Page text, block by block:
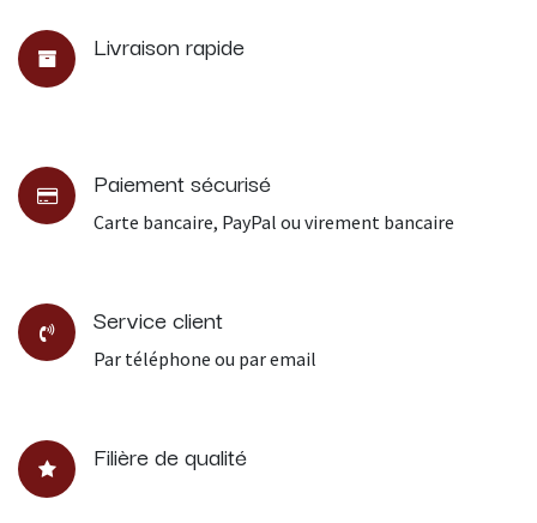
Livraison rapide
Paiement sécurisé
Carte bancaire, PayPal ou virement bancaire
Service client
Par téléphone ou par email
Filière de qualité